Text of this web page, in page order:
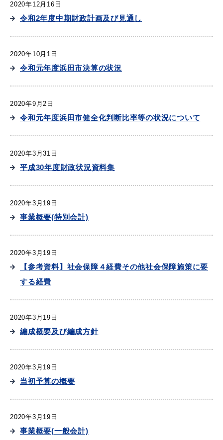
2020年12月16日
令和2年度中期財政計画及び見通し
2020年10月1日
令和元年度浜田市決算の状況
2020年9月2日
令和元年度浜田市健全化判断比率等の状況について
2020年3月31日
平成30年度財政状況資料集
2020年3月19日
事業概要(特別会計)
2020年3月19日
【参考資料】社会保障４経費その他社会保障施策に要
する経費
2020年3月19日
編成概要及び編成方針
2020年3月19日
当初予算の概要
2020年3月19日
事業概要(一般会計)